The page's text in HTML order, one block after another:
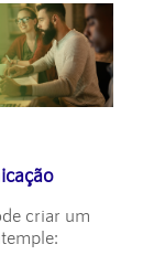
criar um